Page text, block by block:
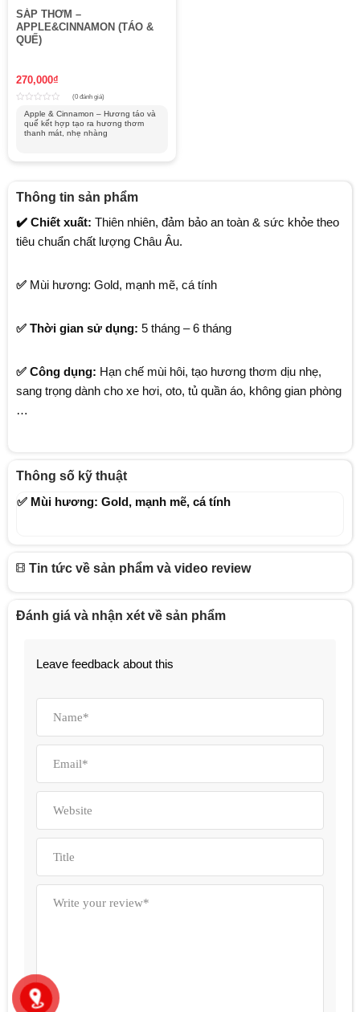
SÁP THƠM –
APPLE&CINNAMON (TÁO &
QUẾ)
270,000₫
out
(0 đánh giá)
Apple & Cinnamon – Hương táo và
quế kết hợp tạo ra hương thơm
thanh mát, nhẹ nhàng
Thông tin sản phẩm
✔️ Chiết xuất: Thiên nhiên, đảm bảo an toàn & sức khỏe theo
tiêu chuẩn chất lượng Châu Âu.
✅ Mùi hương: Gold, mạnh mẽ, cá tính
✅ Thời gian sử dụng: 5 tháng – 6 tháng
✅ Công dụng: Hạn chế mùi hôi, tạo hương thơm dịu nhẹ,
sang trọng dành cho xe hơi, oto, tủ quần áo, không gian phòng
…
Thông số kỹ thuật
✅ Mùi hương: Gold, mạnh mẽ, cá tính
Tin tức về sản phẩm và video review
Đánh giá và nhận xét về sản phẩm
Leave feedback about this